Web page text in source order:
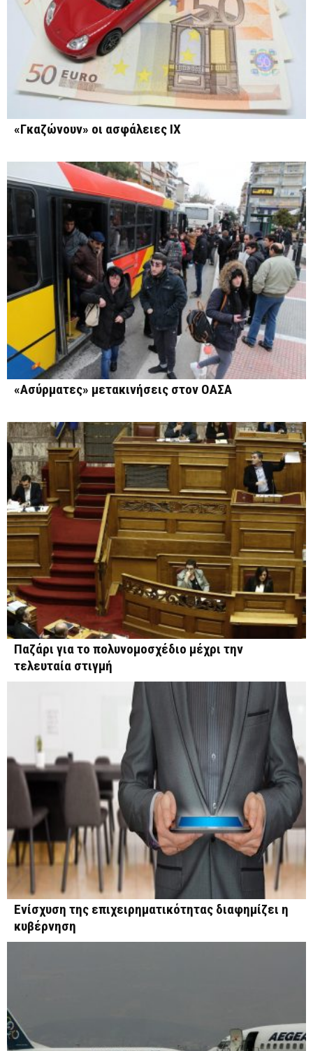
«Γκαζώνουν» οι ασφάλειες ΙΧ
«Ασύρματες» μετακινήσεις στον ΟΑΣΑ
Παζάρι για το πολυνομοσχέδιο μέχρι την
τελευταία στιγμή
Eνίσχυση της επιχειρηματικότητας διαφημίζει η
κυβέρνηση